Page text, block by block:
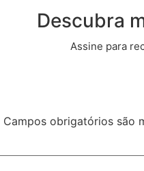
Descubra
Assine para
Campos obrigatórios são